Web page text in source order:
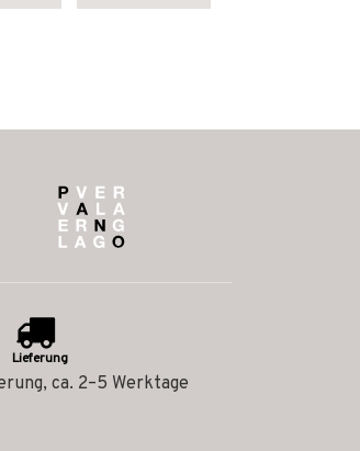
Lieferung
ca. 2–5 Werktage